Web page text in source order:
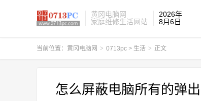
黄冈电脑网
家庭维修生活网站
2026年
8月6日
当前位置： 黄冈电脑网 > 0713pc > 生活 > 正文
怎么屏蔽电脑所有的弹